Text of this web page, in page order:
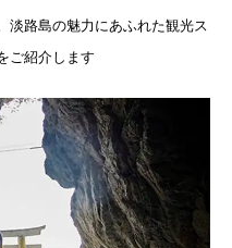
淡路島の魅力にあふれた観光ス
ご紹介します